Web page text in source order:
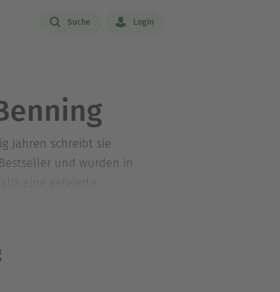
Suche Login
Jahren schreibt sie
und wurden in
eine gefeierte